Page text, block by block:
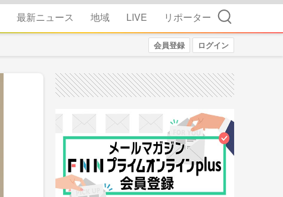
最新ニュース 地域 LIVE リポーター 検索
会員登録 ログイン